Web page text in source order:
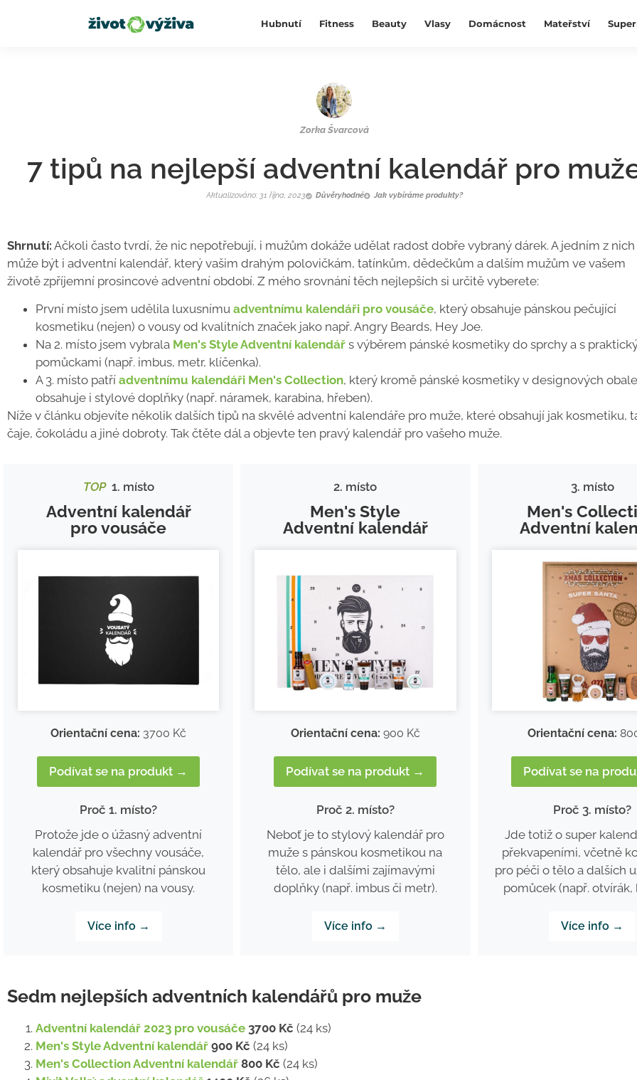
Hubnutí Fitness Beauty Vlasy Domácnost Mateřství
Zorka Švarcová
7 tipů na nejlepší adventní kalendář pro
Aktualizováno: 31 října, 2023 Důvěryhodné Jak vybíráme produkty?
Shrnutí: Ačkoli často tvrdí, že nic nepotřebují, i mužům dokáže udělat radost dobře vybraný dárek. A jedním z nich
může být i adventní kalendář, který vašim drahým polovičkám, tatínkům, dědečkům a dalším mužům ve vašem
životě zpříjemní prosincové adventní období. Z mého srovnání těch nejlepších si určitě vyberete:
První místo jsem udělila luxusnímu adventnímu kalendáři pro vousáče, který obsahuje pánskou pečující
kosmetiku (nejen) o vousy od kvalitních značek jako např. Angry Beards, Hey Joe.
Na 2. místo jsem vybrala Men's Style Adventní kalendář s výběrem pánské kosmetiky do sprchy a s
pomůckami (např. imbus, metr, klíčenka).
A 3. místo patří adventnímu kalendáři Men's Collection, který kromě pánské kosmetiky v designových
obsahuje i stylové doplňky (např. náramek, karabina, hřeben).
Níže v článku objevíte několik dalších tipů na skvělé adventní kalendáře pro muže, které obsahují jak kosmetiku,
čaje, čokoládu a jiné dobroty. Tak čtěte dál a objevte ten pravý kalendář pro vašeho muže.
TOP1. místo
Adventní kalendář
pro vousáče
Orientační cena: 3700 Kč
Podívat se na produkt →
Proč 1. místo?
Protože jde o úžasný adventní
kalendář pro všechny vousáče,
který obsahuje kvalitní pánskou
kosmetiku (nejen) na vousy.
Více info →
2. místo
Men's Style
Adventní kalendář
Orientační cena: 900 Kč
Podívat se na produkt →
Proč 2. místo?
Neboť je to stylový kalendář pro
muže s pánskou kosmetikou na
tělo, ale i dalšími zajímavými
doplňky (např. imbus či metr).
Více info →
3. místo
Men's
Adventní
Orientační cena:
Podívat se na
Proč 3. místo?
Jde totiž o super
překvapeními, včetně
pro péči o tělo a dalších
pomůcek (např. otvírák,
Více info →
Sedm nejlepších adventních kalendářů pro muže
Adventní kalendář 2023 pro vousáče 3700 Kč (24 ks)
Men's Style Adventní kalendář 900 Kč (24 ks)
Men's Collection Adventní kalendář 800 Kč (24 ks)